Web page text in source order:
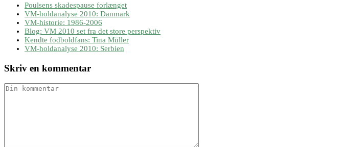
Poulsens skadespause forlænget
VM-holdanalyse 2010: Danmark
VM-historie: 1986-2006
Blog: VM 2010 set fra det store perspektiv
Kendte fodboldfans: Tina Müller
VM-holdanalyse 2010: Serbien
Skriv en kommentar